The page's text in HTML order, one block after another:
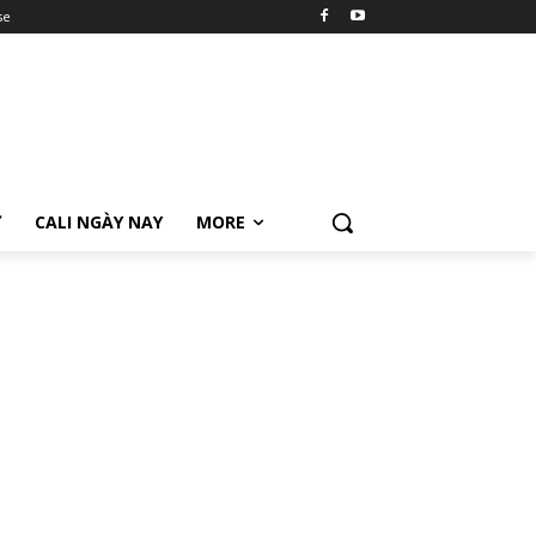
CALI NGÀY NAY MORE